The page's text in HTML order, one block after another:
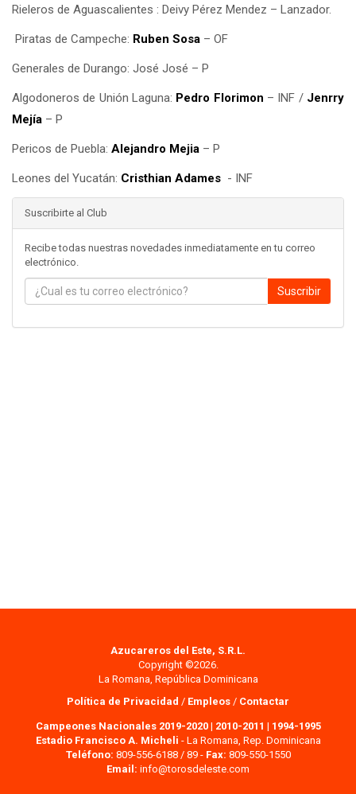
Rieleros de Aguascalientes : Deivy Pérez Mendez – Lanzador.
Piratas de Campeche: Ruben Sosa – OF
Generales de Durango: José José – P
Algodoneros de Unión Laguna: Pedro Florimon – INF / Jenrry
Mejía – P
Pericos de Puebla: Alejandro Mejia – P
Leones del Yucatán: Cristhian Adames - INF
Suscribirte al Club
Recibe todas nuestras novedades inmediatamente en tu correo
electrónico.
Suscribir
Azucareros del Este, S.R.L.
Copyright ©2026.
La Romana, República Dominicana
Política de Privacidad / Empleos / Contactar
Campeones Nacionales 2019-2020| 2010-2011 | 1994-1995
Estadio Francisco A. Micheli - La Romana, Rep. Dominicana
Teléfono: 809-556-6188 / 89 - Fax: 809-550-1550
Email: info@torosdeleste.com